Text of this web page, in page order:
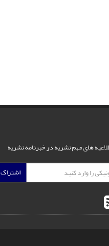
های مهم نشریه در خبرنامه نشریه
اشتراک